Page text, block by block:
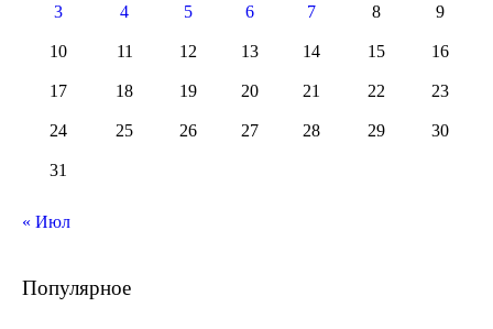
3 4 5 6 7 8 9
10 11 12 13 14 15 16
17 18 19 20 21 22 23
24 25 26 27 28 29 30
31
« Июл
Популярное